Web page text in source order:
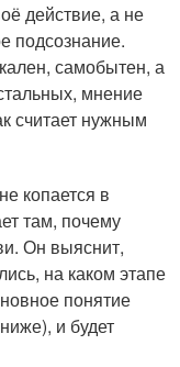
действие, а не
подсознание.
самобытен, а
мнение
считает нужным
копается в
там, почему
Он выяснит,
на каком этапе
понятие
и будет